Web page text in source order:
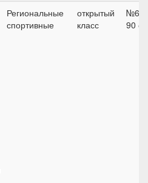
Региональные
спортивные
открытый
класс
№6,
90 см